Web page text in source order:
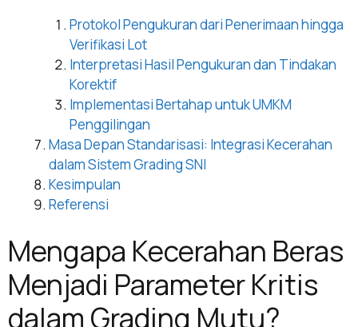
Protokol Pengukuran dari Penerimaan hingga
Verifikasi Lot
Interpretasi Hasil Pengukuran dan Tindakan
Korektif
Implementasi Bertahap untuk UMKM
Penggilingan
Masa Depan Standarisasi: Integrasi Kecerahan
dalam Sistem Grading SNI
Kesimpulan
Referensi
Mengapa Kecerahan Beras
Menjadi Parameter Kritis
dalam Grading Mutu?